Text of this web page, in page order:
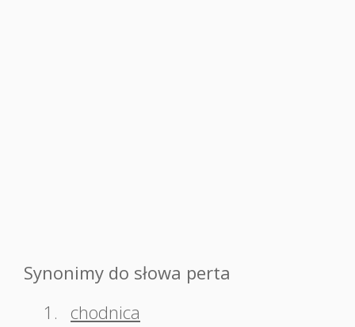
Synonimy do słowa perta
1.
chodnica